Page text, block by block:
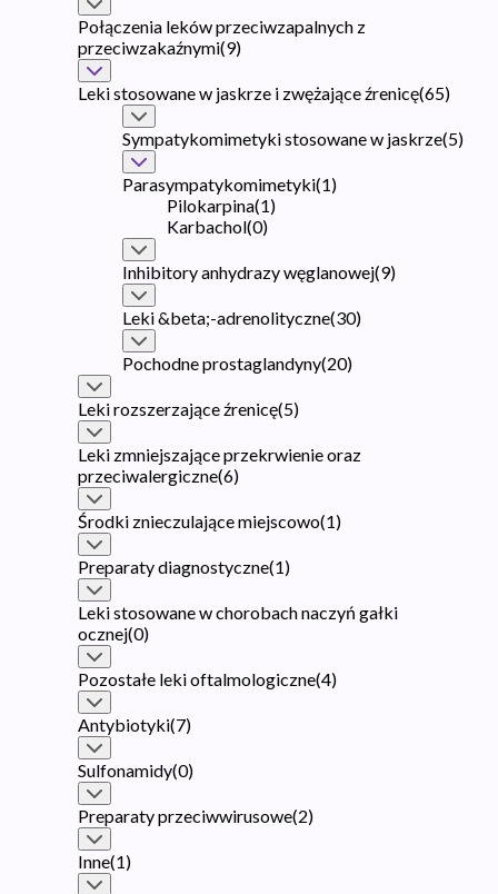
Połączenia leków przeciwzapalnych z
przeciwzakaźnymi(9)
Leki stosowane w jaskrze i zwężające źrenicę(65)
Sympatykomimetyki stosowane w jaskrze(5)
Parasympatykomimetyki(1)
Pilokarpina(1)
Karbachol(0)
Inhibitory anhydrazy węglanowej(9)
Leki &beta;-adrenolityczne(30)
Pochodne prostaglandyny(20)
Leki rozszerzające źrenicę(5)
Leki zmniejszające przekrwienie oraz
przeciwalergiczne(6)
Środki znieczulające miejscowo(1)
Preparaty diagnostyczne(1)
Leki stosowane w chorobach naczyń gałki
ocznej(0)
Pozostałe leki oftalmologiczne(4)
Antybiotyki(7)
Sulfonamidy(0)
Preparaty przeciwwirusowe(2)
Inne(1)